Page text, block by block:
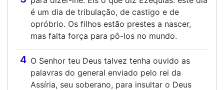
é um dia de tribulação, de castigo e de
opróbrio. Os filhos estão prestes a nascer,
mas falta força para pô-los no mundo.
4 O Senhor teu Deus talvez tenha ouvido as
palavras do general enviado pelo rei da
Assíria, seu soberano, para insultar o Deus